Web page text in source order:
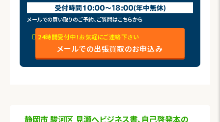
メールでの買い取りのご予約、ご質問はこちらから
24時間受付中！お気軽にご連絡下さい
メールでの出張買取のお申込み
静岡市 駿河区 見瀬へビジネス書、自己啓発本の